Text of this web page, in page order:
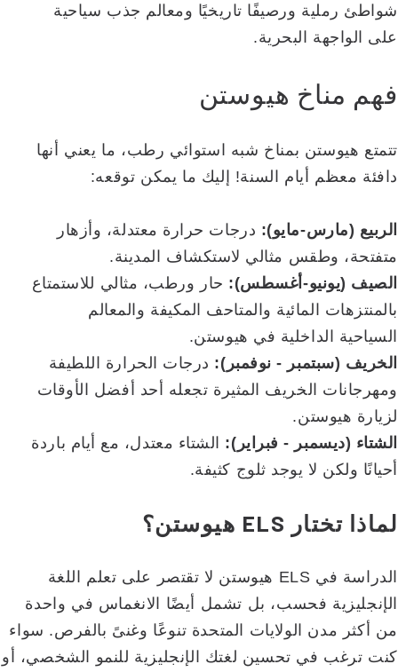
شواطئ رملية ورصيفًا تاريخيًا ومعالم جذب سياحية
على الواجهة البحرية.
فهم مناخ هيوستن
تتمتع هيوستن بمناخ شبه استوائي رطب، ما يعني أنها
دافئة معظم أيام السنة! إليك ما يمكن توقعه:
الربيع (مارس-مايو): درجات حرارة معتدلة، وأزهار
متفتحة، وطقس مثالي لاستكشاف المدينة.
الصيف (يونيو-أغسطس): حار ورطب، مثالي للاستمتاع
بالمنتزهات المائية والمتاحف المكيفة والمعالم
السياحية الداخلية في هيوستن.
الخريف (سبتمبر - نوفمبر): درجات الحرارة اللطيفة
ومهرجانات الخريف المثيرة تجعله أحد أفضل الأوقات
لزيارة هيوستن.
الشتاء (ديسمبر - فبراير): الشتاء معتدل، مع أيام باردة
أحيانًا ولكن لا يوجد ثلوج كثيفة.
لماذا تختار ELS هيوستن؟
الدراسة في ELS هيوستن لا تقتصر على تعلم اللغة
الإنجليزية فحسب، بل تشمل أيضًا الانغماس في واحدة
من أكثر مدن الولايات المتحدة تنوعًا وغنىً بالفرص. سواء
كنت ترغب في تحسين لغتك الإنجليزية للنمو الشخصي، أو